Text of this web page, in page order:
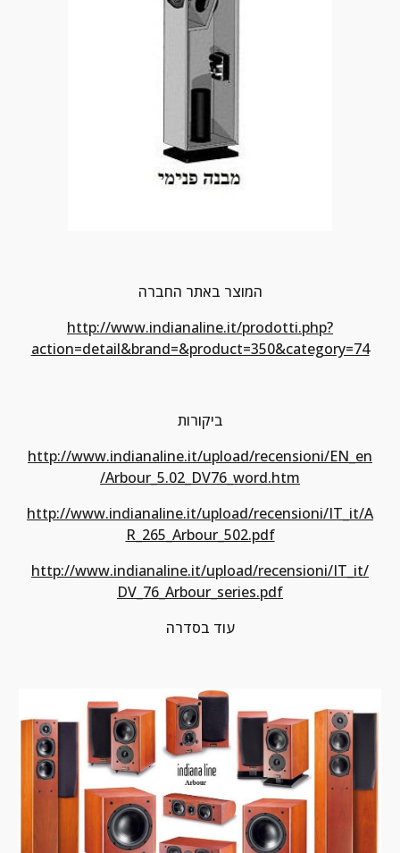
המוצר באתר החברה
http://www.indianaline.it/prodotti.php?
action=detail&brand=&product=350&category=74
ביקורות
http://www.indianaline.it/upload/recensioni/EN_en
/Arbour_5.02_DV76_word.htm
http://www.indianaline.it/upload/recensioni/IT_it/A
R_265_Arbour_502.pdf
http://www.indianaline.it/upload/recensioni/IT_it/
DV_76_Arbour_series.pdf
עוד בסדרה